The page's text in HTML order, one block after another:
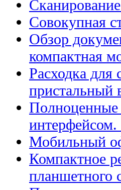
Совокупная
Обзор
компактная
Расходка для
пристальный
Полноценные
Мобильный
Компактное
планшетного